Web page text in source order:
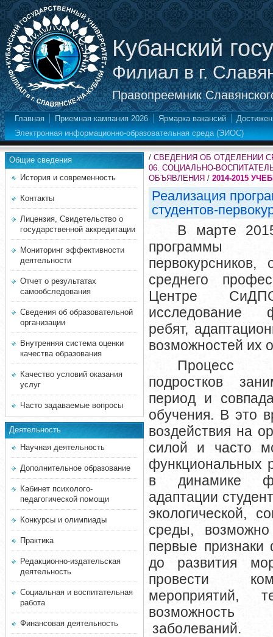
Кубанский
Филиал в г.
Правопреемник
Главная Приемная кампания 2026 Ярмарка вакансий
Электронная информационно-образовательная среда (ЭИОС)
Общие сведения
История и современность
Контакты
Лицензия, Свидетельство о
государственной аккредитации
Мониторинг эффективности
деятельности
Отчет о результатах
самообследования
Сведения об образовательной
организации
Внутренняя система оценки
качества образования
Качество условий оказания
услуг
Часто задаваемые вопросы
Деятельность
Научная деятельность
Дополнительное образование
Кабинет психолого-
педагогической помощи
Конкурсы и олимпиады
Практика
Редакционно-издательская
деятельность
Социальная и воспитательная
работа
Финансовая деятельность
/ СВЕДЕНИЯ ОБ ОТДЕЛЕНИИ
06. СОЦИАЛЬНО-
ОБЪЯВЛЕНИЯ / 2014-2015
Реализация
студентов-
В марте
программы
среднего
Центре
исследование
ребят,
возможностей их
Процесс
подростков
период и
обучения. В это
воздействия на
силой и часто
функциональных
в динамике
адаптации
экологической,
среды,
первые признаки
до развития
провести
мероприятий,
возможность
заболеваний.